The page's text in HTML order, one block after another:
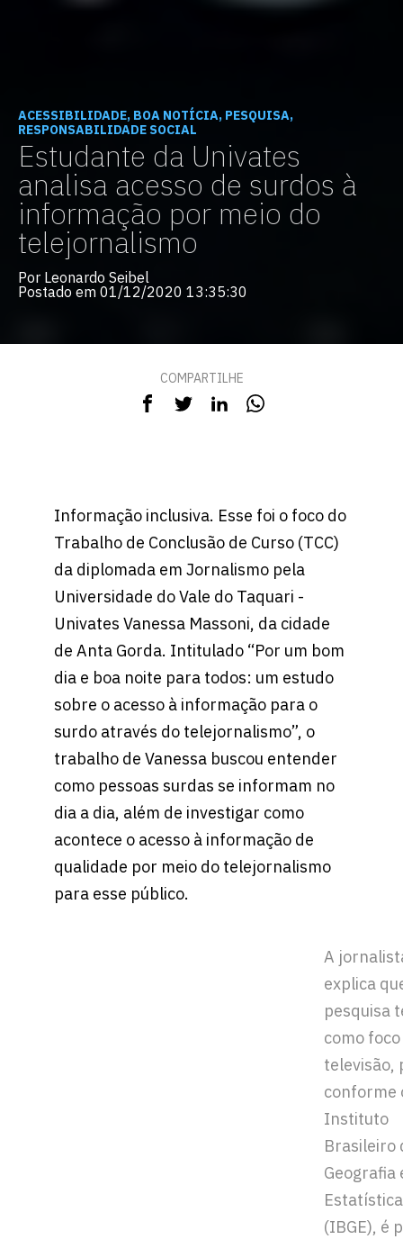
ACESSIBILIDADE, BOA NOTÍCIA, PESQUISA,
RESPONSABILIDADE SOCIAL
Estudante da Univates
analisa acesso de surdos à
informação por meio do
telejornalismo
Por Leonardo Seibel
Postado em 01/12/2020 13:35:30
COMPARTILHE
Informação inclusiva. Esse foi o foco do
Trabalho de Conclusão de Curso (TCC)
da diplomada em Jornalismo pela
Universidade do Vale do Taquari -
Univates Vanessa Massoni, da cidade
de Anta Gorda. Intitulado “Por um bom
dia e boa noite para todos: um estudo
sobre o acesso à informação para o
surdo através do telejornalismo”, o
trabalho de Vanessa buscou entender
como pessoas surdas se informam no
dia a dia, além de investigar como
acontece o acesso à informação de
qualidade por meio do telejornalismo
para esse público.
A
explica
pesquisa
como foco
televisão,
conforme
Instituto
Brasileiro
Geografia
Estatística
(IBGE), é